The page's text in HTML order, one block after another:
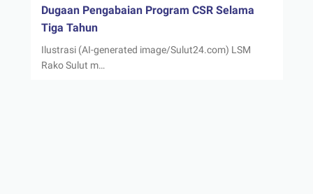
Dugaan Pengabaian Program CSR Selama
Tiga Tahun
Ilustrasi (AI-generated image/Sulut24.com) LSM
Rako Sulut m…